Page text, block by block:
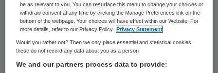
De directeur van Dunya is echter niet
bereid om de dossiers met daarin afspraken
tussen zorgaanbieder en patiënt over te
dragen, waardoor de zorg niet langer
geleverd kan worden.
be as relevant to you. You can resurface this menu to change your choices or
withdraw consent at any time by clicking the Manage Preferences link on the
bottom of the webpage. Your choices will have effect within our Website. For
more details, refer to our Privacy Policy.
Privacy Statement
Would you rather not? Then we only place essential and statistical cookies,
these do not record any data about you as a person
We and our partners process data to provide: